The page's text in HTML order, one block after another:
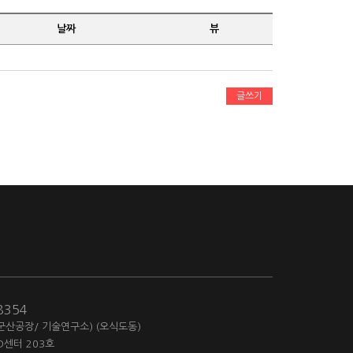
날짜 뷰
글쓰기
공장/ 기술연구소) (오식도동)
센터 203호